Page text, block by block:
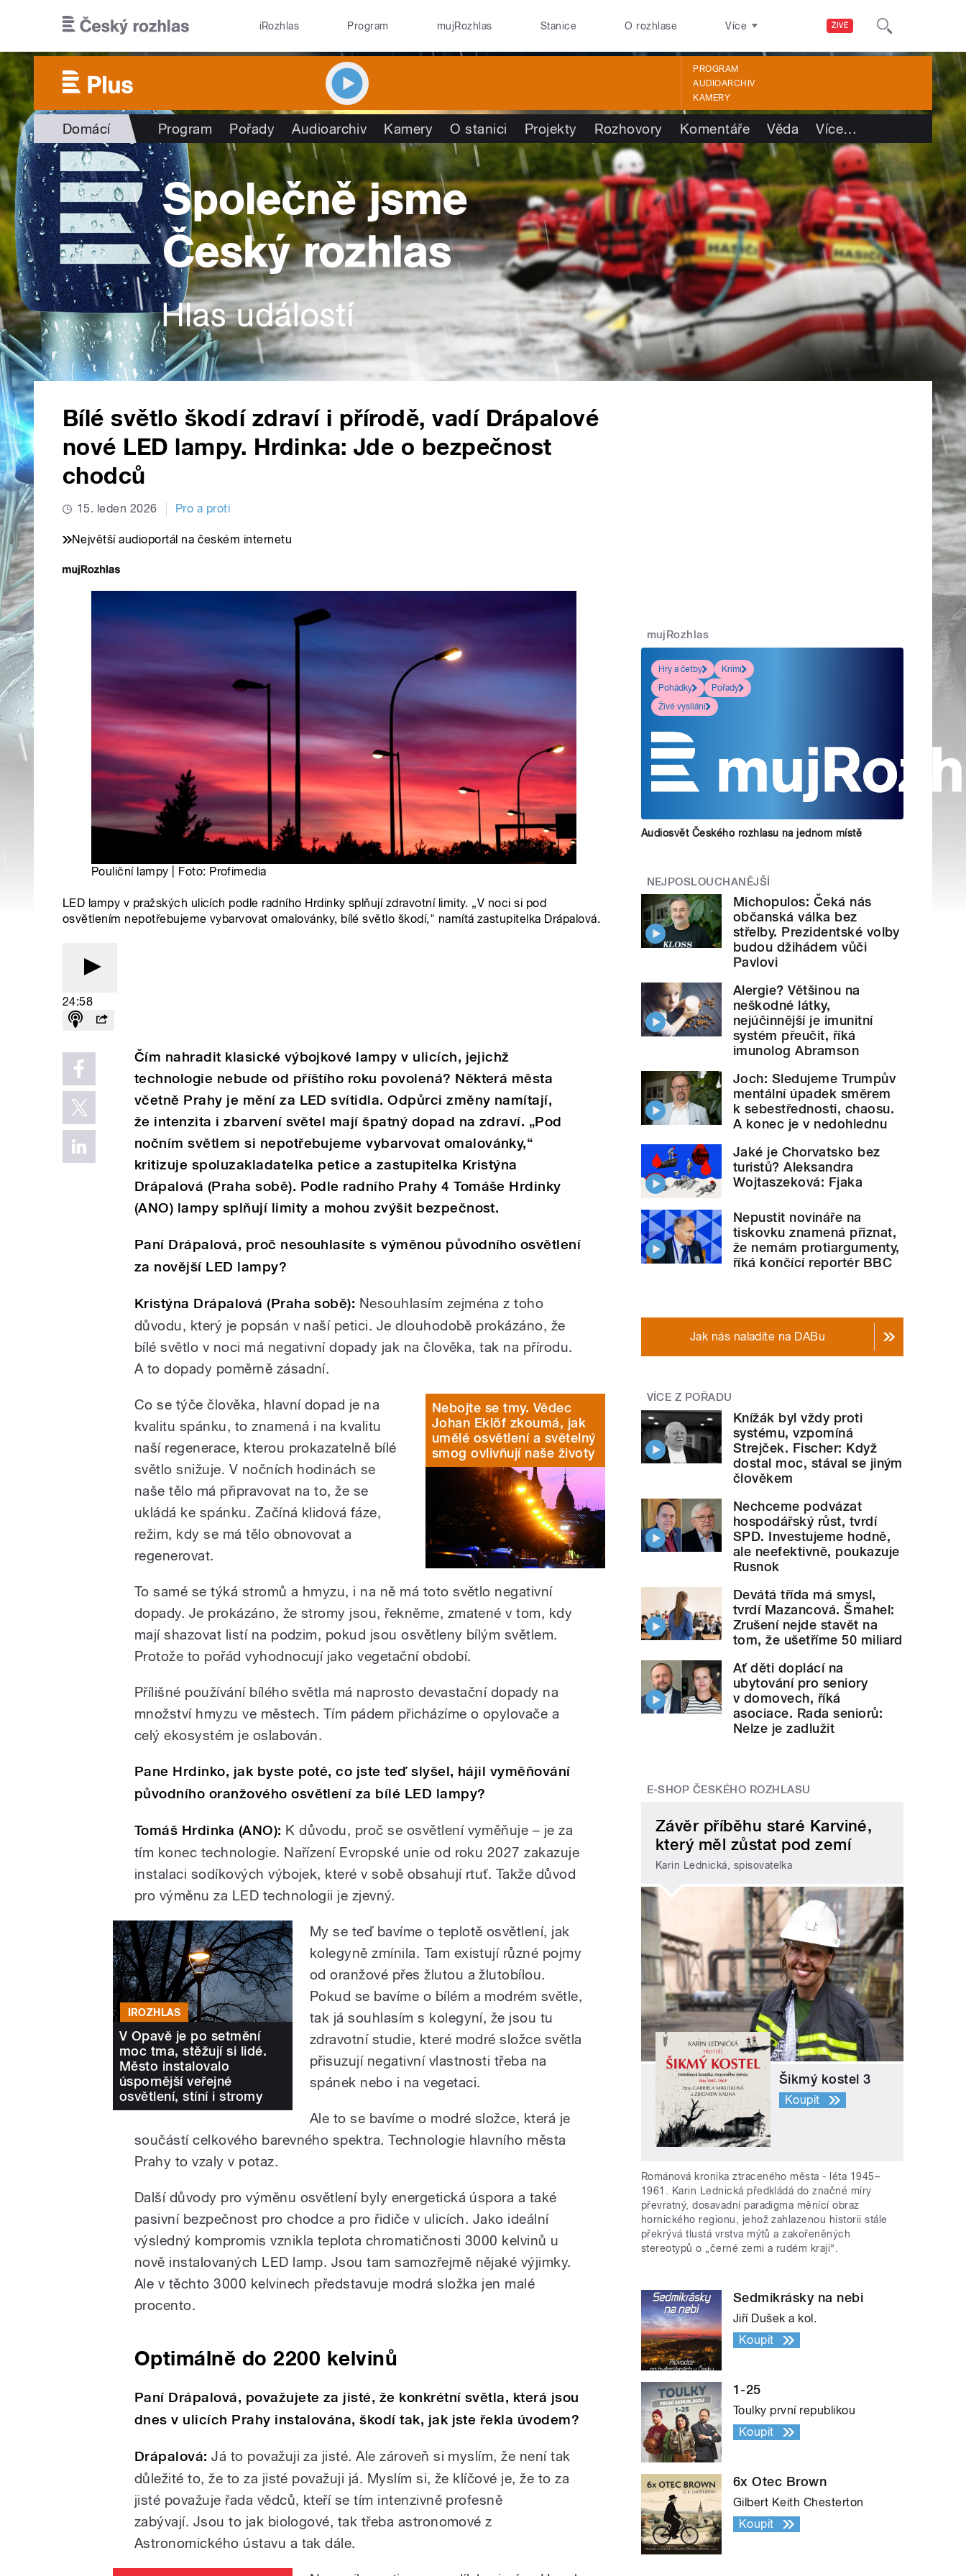
ŽIVĚ
iRozhlas Program mujRozhlas Stanice O rozhlase Více
PROGRAM
AUDIOARCHIV
KAMERY
Domácí Program Pořady Audioarchiv Kamery O stanici Projekty Rozhovory Komentáře Věda Více…
Bílé světlo škodí zdraví i přírodě, vadí Drápalové
nové LED lampy. Hrdinka: Jde o bezpečnost
chodců
15. leden 2026 Pro a proti
Největší audioportál na českém internetu
Pouliční lampy | Foto: Profimedia
LED lampy v pražských ulicích podle radního Hrdinky splňují zdravotní limity. „V noci si pod
osvětlením nepotřebujeme vybarvovat omalovánky, bílé světlo škodí," namítá zastupitelka Drápalová.
24:58
Čím nahradit klasické výbojkové lampy v ulicích, jejichž
technologie nebude od příštího roku povolená? Některá města
včetně Prahy je mění za LED svítidla. Odpůrci změny namítají,
že intenzita i zbarvení světel mají špatný dopad na zdraví. „Pod
nočním světlem si nepotřebujeme vybarvovat omalovánky,“
kritizuje spoluzakladatelka petice a zastupitelka Kristýna
Drápalová (Praha sobě). Podle radního Prahy 4 Tomáše Hrdinky
(ANO) lampy splňují limity a mohou zvýšit bezpečnost.
Paní Drápalová, proč nesouhlasíte s výměnou původního osvětlení
za novější LED lampy?
Kristýna Drápalová (Praha sobě): Nesouhlasím zejména z toho
důvodu, který je popsán v naší petici. Je dlouhodobě prokázáno, že
bílé světlo v noci má negativní dopady jak na člověka, tak na přírodu.
A to dopady poměrně zásadní.
Nebojte se tmy. Vědec
Johan Eklöf zkoumá, jak
umělé osvětlení a světelný
smog ovlivňují naše životy
Co se týče člověka, hlavní dopad je na
kvalitu spánku, to znamená i na kvalitu
naší regenerace, kterou prokazatelně bílé
světlo snižuje. V nočních hodinách se
naše tělo má připravovat na to, že se
ukládá ke spánku. Začíná klidová fáze,
režim, kdy se má tělo obnovovat a
regenerovat.
To samé se týká stromů a hmyzu, i na ně má toto světlo negativní
dopady. Je prokázáno, že stromy jsou, řekněme, zmatené v tom, kdy
mají shazovat listí na podzim, pokud jsou osvětleny bílým světlem.
Protože to pořád vyhodnocují jako vegetační období.
Přílišné používání bílého světla má naprosto devastační dopady na
množství hmyzu ve městech. Tím pádem přicházíme o opylovače a
celý ekosystém je oslabován.
Pane Hrdinko, jak byste poté, co jste teď slyšel, hájil vyměňování
původního oranžového osvětlení za bílé LED lampy?
Tomáš Hrdinka (ANO): K důvodu, proč se osvětlení vyměňuje – je za
tím konec technologie. Nařízení Evropské unie od roku 2027 zakazuje
instalaci sodíkových výbojek, které v sobě obsahují rtuť. Takže důvod
pro výměnu za LED technologii je zjevný.
IROZHLAS
V Opavě je po setmění
moc tma, stěžují si lidé.
Město instalovalo
úspornější veřejné
osvětlení, stíní i stromy
My se teď bavíme o teplotě osvětlení, jak
kolegyně zmínila. Tam existují různé pojmy
od oranžové přes žlutou a žlutobílou.
Pokud se bavíme o bílém a modrém světle,
tak já souhlasím s kolegyní, že jsou tu
zdravotní studie, které modré složce světla
přisuzují negativní vlastnosti třeba na
spánek nebo i na vegetaci.
Ale to se bavíme o modré složce, která je
součástí celkového barevného spektra. Technologie hlavního města
Prahy to vzaly v potaz.
Další důvody pro výměnu osvětlení byly energetická úspora a také
pasivní bezpečnost pro chodce a pro řidiče v ulicích. Jako ideální
výsledný kompromis vznikla teplota chromatičnosti 3000 kelvinů u
nově instalovaných LED lamp. Jsou tam samozřejmě nějaké výjimky.
Ale v těchto 3000 kelvinech představuje modrá složka jen malé
procento.
Optimálně do 2200 kelvinů
Paní Drápalová, považujete za jisté, že konkrétní světla, která jsou
dnes v ulicích Prahy instalována, škodí tak, jak jste řekla úvodem?
Drápalová: Já to považuji za jisté. Ale zároveň si myslím, že není tak
důležité to, že to za jisté považuji já. Myslím si, že klíčové je, že to za
jisté považuje řada vědců, kteří se tím intenzivně profesně
zabývají. Jsou to jak biologové, tak třeba astronomové z
Astronomického ústavu a tak dále.
mujRozhlas
Hry a četby
Krimi
Pohádky
Pořady
Živé vysílání
Audiosvět Českého rozhlasu na jednom místě
NEJPOSLOUCHANĚJŠÍ
Michopulos: Čeká nás
občanská válka bez
střelby. Prezidentské volby
budou džihádem vůči
Pavlovi
Alergie? Většinou na
neškodné látky,
nejúčinnější je imunitní
systém přeučit, říká
imunolog Abramson
Joch: Sledujeme Trumpův
mentální úpadek směrem
k sebestřednosti, chaosu.
A konec je v nedohlednu
Jaké je Chorvatsko bez
turistů? Aleksandra
Wojtaszeková: Fjaka
Nepustit novináře na
tiskovku znamená přiznat,
že nemám protiargumenty,
říká končící reportér BBC
Jak nás naladíte na DABu
VÍCE Z POŘADU
Knížák byl vždy proti
systému, vzpomíná
Strejček. Fischer: Když
dostal moc, stával se jiným
člověkem
Nechceme podvázat
hospodářský růst, tvrdí
SPD. Investujeme hodně,
ale neefektivně, poukazuje
Rusnok
Devátá třída má smysl,
tvrdí Mazancová. Šmahel:
Zrušení nejde stavět na
tom, že ušetříme 50 miliard
Ať děti doplácí na
ubytování pro seniory
v domovech, říká
asociace. Rada seniorů:
Nelze je zadlužit
E-SHOP ČESKÉHO ROZHLASU
Závěr příběhu staré Karviné,
který měl zůstat pod zemí
Karin Lednická, spisovatelka
Šikmý kostel 3
Koupit
Románová kronika ztraceného města - léta 1945–
1961. Karin Lednická předkládá do značné míry
převratný, dosavadní paradigma měnící obraz
hornického regionu, jehož zahlazenou historii stále
překrývá tlustá vrstva mýtů a zakořeněných
stereotypů o „černé zemi a rudém kraji“.
Sedmikrásky na nebi
Jiří Dušek a kol.
Koupit
1-25
Toulky první republikou
Koupit
6x Otec Brown
Gilbert Keith Chesterton
Koupit